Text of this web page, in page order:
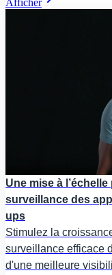
Afficher
Une mise à
surveillance des
ups
Stimulez la
surveillance efficace
d'une meilleure